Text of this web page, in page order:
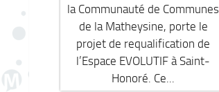
la Communauté de Communes
de la Matheysine, porte le
projet de requalification de
l’Espace EVOLUTIF à Saint-
Honoré. Ce...